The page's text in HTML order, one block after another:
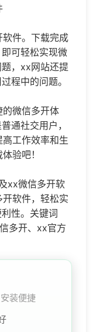
件。下载完成
可轻松实现微
，xx网站还提
程中的问题。
微信多开体
通社交用户，
工作效率和生
验吧！
xx微信多开软
软件，轻松实
性。关键词
多开、xx官方
装便捷